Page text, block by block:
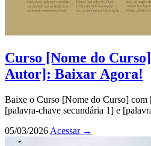
Curso [Nome do
Autor]: Baixar Agora!
Baixe o Curso [Nome do Curso]
[palavra-chave secundária 1] e
05/03/2026 Acessar →